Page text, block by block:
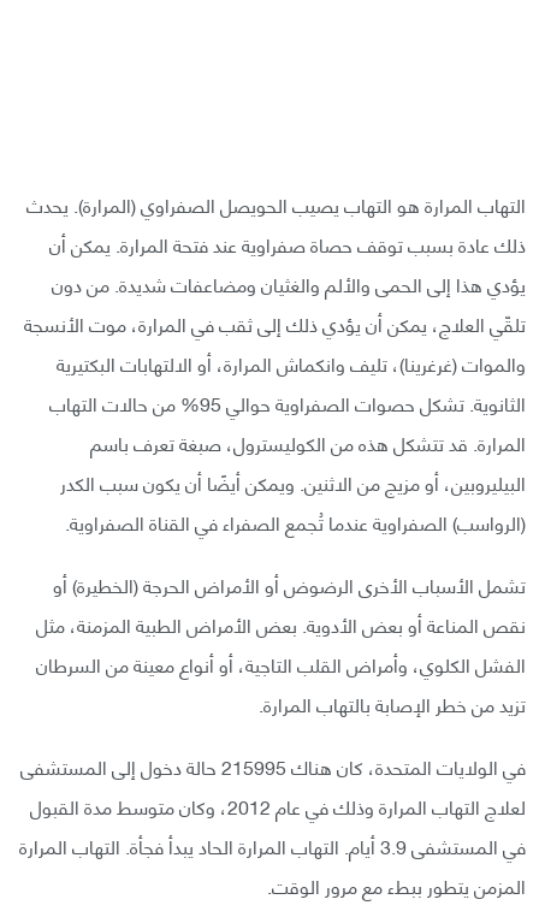
التهاب المرارة هو التهاب يصيب الحويصل الصفراوي (المرارة). يحدث
ذلك عادة بسبب توقف حصاة صفراوية عند فتحة المرارة. يمكن أن
يؤدي هذا إلى الحمى والألم والغثيان ومضاعفات شديدة. من دون
تلقّي العلاج، يمكن أن يؤدي ذلك إلى ثقب في المرارة، موت الأنسجة
والموات (غرغرينا)، تليف وانكماش المرارة، أو الالتهابات البكتيرية
الثانوية. تشكل حصوات الصفراوية حوالي 95% من حالات التهاب
المرارة. قد تتشكل هذه من الكوليسترول، صبغة تعرف باسم
البيليروبين، أو مزيج من الاثنين. ويمكن أيضًا أن يكون سبب الكدر
(الرواسب) الصفراوية عندما تُجمع الصفراء في القناة الصفراوية.
تشمل الأسباب الأخرى الرضوض أو الأمراض الحرجة (الخطيرة) أو
نقص المناعة أو بعض الأدوية. بعض الأمراض الطبية المزمنة، مثل
الفشل الكلوي، وأمراض القلب التاجية، أو أنواع معينة من السرطان
تزيد من خطر الإصابة بالتهاب المرارة.
في الولايات المتحدة، كان هناك 215995 حالة دخول إلى المستشفى
لعلاج التهاب المرارة وذلك في عام 2012، وكان متوسط مدة القبول
في المستشفى 3.9 أيام. التهاب المرارة الحاد يبدأ فجأة. التهاب المرارة
المزمن يتطور ببطء مع مرور الوقت.